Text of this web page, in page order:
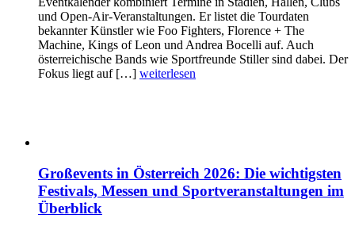
und Open-Air-Veranstaltungen. Er listet die Tourdaten
bekannter Künstler wie Foo Fighters, Florence + The
Machine, Kings of Leon und Andrea Bocelli auf. Auch
österreichische Bands wie Sportfreunde Stiller sind dabei. Der
Fokus liegt auf […] weiterlesen
Großevents in Österreich 2026: Die wichtigsten
Festivals, Messen und Sportveranstaltungen im
Überblick